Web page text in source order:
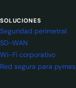
SOLUCIONES
Seguridad perimetral
SD-WAN
Wi-Fi corporativo
Red segura para pymes